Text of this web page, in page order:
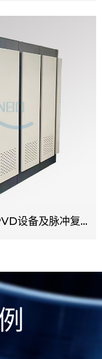
广东HiPIMS设备：高能脉冲弧PVD设备及脉冲复合PVD设备